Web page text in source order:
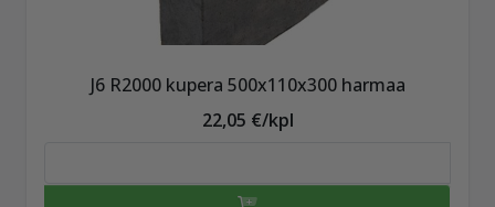
J6 R2000 kupera 500x110x300 harmaa
22,05 €/kpl